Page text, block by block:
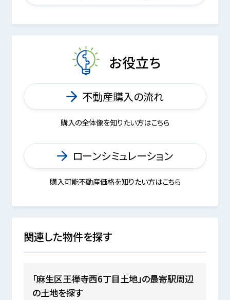
お役立ち
不動産購入の流れ
購入の全体像を知りたい方はこちら
ローンシミュレーション
購入可能不動産価格を知りたい方はこちら
関連した物件を探す
「麻生区王禅寺西6丁目土地」の最寄駅周辺
の土地を探す